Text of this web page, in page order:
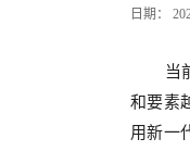
日期：
当
和要素
用新一